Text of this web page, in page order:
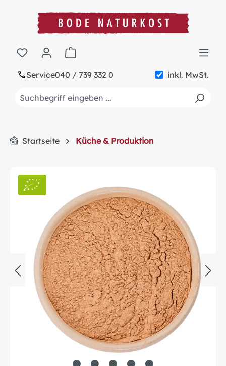
springen
Service040 / 739 332 0 inkl. MwSt.
Warenkorb enthält 0 Positionen. Der
Startseite Küche & Produktion
Bildergalerie überspringen